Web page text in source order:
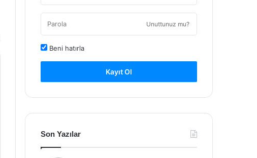
Unuttunuz mu?
Beni hatırla
Kayıt Ol
Son Yazılar